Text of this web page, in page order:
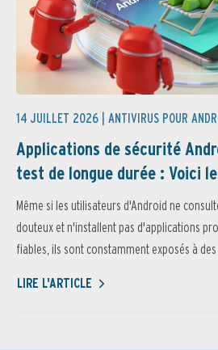
14 JUILLET 2026 | ANTIVIRUS POUR
Applications de sécurité
test de longue durée : Voici
Même si les utilisateurs d'Android ne
douteux et n'installent pas d'applications
fiables, ils sont constamment exposés à
LIRE L'ARTICLE